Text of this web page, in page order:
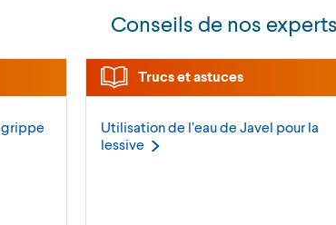
Conseils de nos experts
grippe
Trucs et astuces
Utilisation de l’eau de Javel pour la
lessive